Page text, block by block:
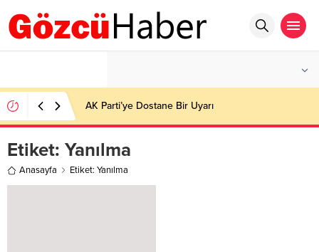
AK Parti’ye Dostane Bir Uyarı
Etiket: Yanılma
Anasayfa Etiket: Yanılma